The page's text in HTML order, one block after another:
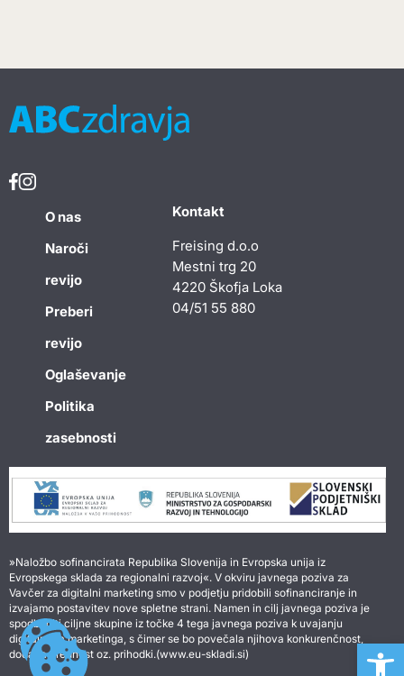
O nas
Naroči
revijo
Preberi
revijo
Oglaševanje
Politika
zasebnosti
Kontakt
Freising d.o.o
Mestni trg 20
4220 Škofja Loka
04/51 55 880
»Naložbo sofinancirata Republika Slovenija in Evropska unija iz
Evropskega sklada za regionalni razvoj«. V okviru javnega poziva za
Vavčer za digitalni marketing smo v podjetju pridobili sofinanciranje in
izvajamo postavitev nove spletne strani. Namen in cilj javnega poziva je
spodbuditi ciljne skupine iz točke 4 tega javnega poziva k uvajanju
digitalnega marketinga, s čimer se bo povečala njihova konkurenčnost,
dodana vrednost oz. prihodki.(www.eu-skladi.si)